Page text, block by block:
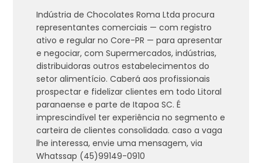
Indústria de Chocolates Roma Ltda procura
representantes comerciais — com registro
ativo e regular no Core-PR — para apresentar
e negociar, com Supermercados, indústrias,
distribuidoras outros estabelecimentos do
setor alimentício. Caberá aos profissionais
prospectar e fidelizar clientes em todo Litoral
paranaense e parte de Itapoa SC. É
imprescindível ter experiência no segmento e
carteira de clientes consolidada. caso a vaga
lhe interessa, envie uma mensagem, via
Whatssap (45)99149-0910